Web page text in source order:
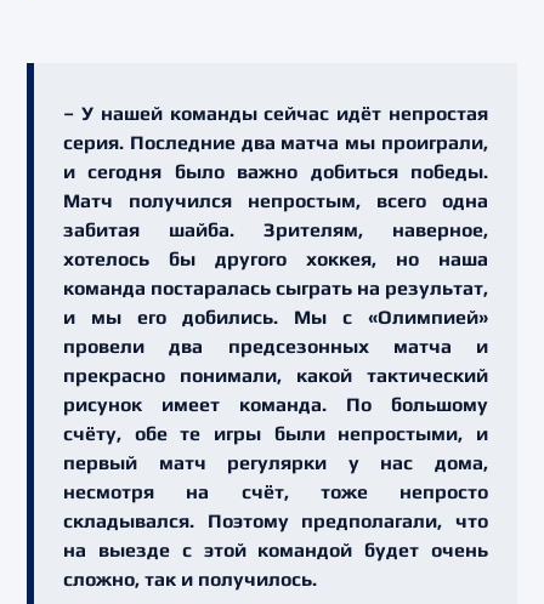
– У нашей команды сейчас идёт непростая
серия. Последние два матча мы проиграли,
и сегодня было важно добиться победы.
Матч получился непростым, всего одна
забитая шайба. Зрителям, наверное,
хотелось бы другого хоккея, но наша
команда постаралась сыграть на результат,
и мы его добились. Мы с «Олимпией»
провели два предсезонных матча и
прекрасно понимали, какой тактический
рисунок имеет команда. По большому
счёту, обе те игры были непростыми, и
первый матч регулярки у нас дома,
несмотря на счёт, тоже непросто
складывался. Поэтому предполагали, что
на выезде с этой командой будет очень
сложно, так и получилось.